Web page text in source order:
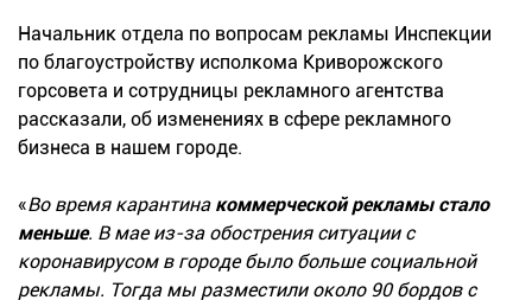
Начальник отдела по вопросам рекламы Инспекции
по благоустройству исполкома Криворожского
горсовета и сотрудницы рекламного агентства
рассказали, об изменениях в сфере рекламного
бизнеса в нашем городе.
«Во время карантина коммерческой рекламы стало
меньше. В мае из-за обострения ситуации с
коронавирусом в городе было больше социальной
рекламы. Тогда мы разместили около 90 бордов с